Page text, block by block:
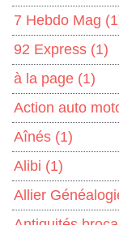
7 Hebdo Mag
92 Express (1)
à la page (1)
Action auto
Aînés (1)
Alibi (1)
Allier